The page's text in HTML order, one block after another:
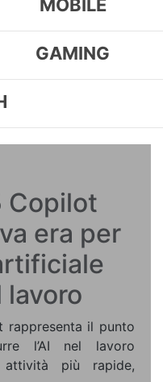
MOBILE
GAMING
Copilot
era per
lavoro
rappresenta il punto
l’AI nel lavoro
attività più rapide,